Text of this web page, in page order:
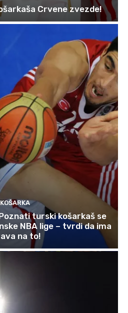
Crvene zvezde!
KOŠARKA
Poznati turski košarkaš se
NBA lige – tvrdi da ima
na to!